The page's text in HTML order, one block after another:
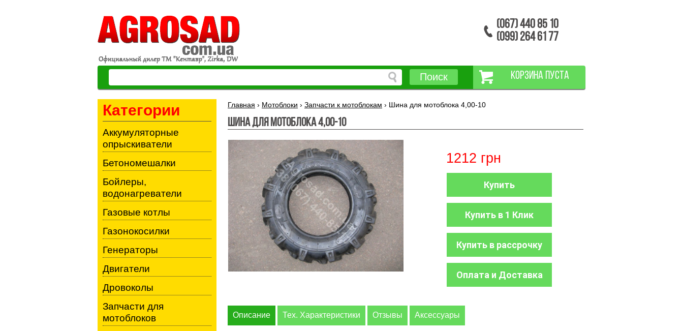
(067) 440 85 10
(099) 264 61 77
Поиск КОРЗИНА ПУСТА
Главная › Мотоблоки › Запчасти к мотоблокам › Шина для мотоблока 4,00-10
Шина для мотоблока 4,00-10
1212 грн
Купить
Купить в 1 Клик
Купить в рассрочку
Оплата и Доставка
Описание Тех. Характеристики Отзывы Аксессуары
Категории
Аккумуляторные
опрыскиватели
Бетономешалки
Бойлеры,
водонагреватели
Газовые котлы
Газонокосилки
Генераторы
Двигатели
Дровоколы
Запчасти для
мотоблоков